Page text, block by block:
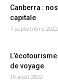
Canberra :
capitale
7 septembre 2022
de voyage
10 août 2022